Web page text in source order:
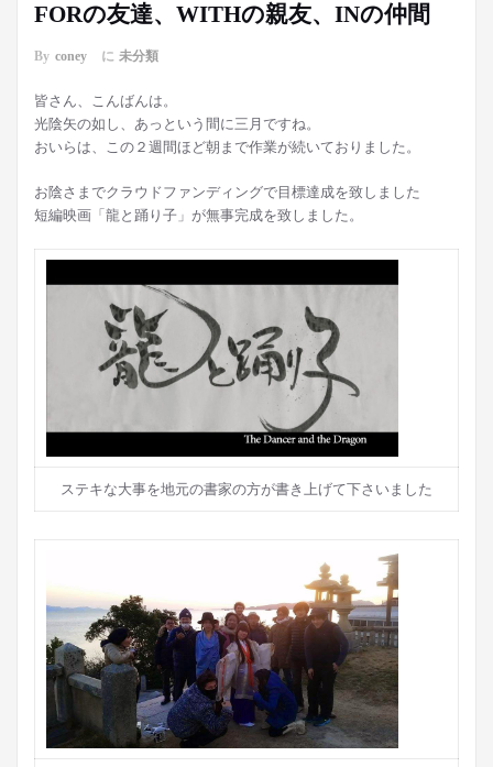
FORの友達、WITHの親友、INの仲間
By coney に 未分類
皆さん、こんばんは。
光陰矢の如し、あっという間に三月ですね。
おいらは、この２週間ほど朝まで作業が続いておりました。
お陰さまでクラウドファンディングで目標達成を致しました
短編映画「龍と踊り子」が無事完成を致しました。
ステキな大事を地元の書家の方が書き上げて下さいました